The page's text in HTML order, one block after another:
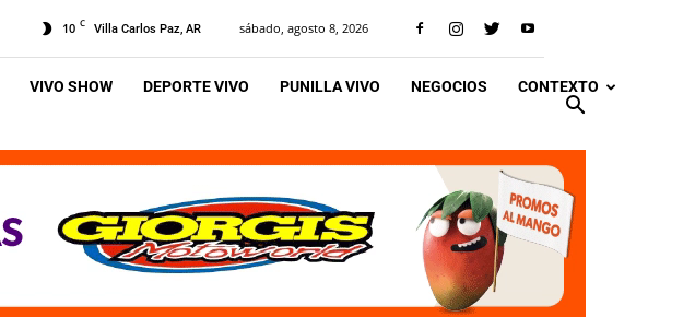
10 C Villa Carlos Paz, AR sábado, agosto 8, 2026
VIVO SHOW DEPORTE VIVO PUNILLA VIVO NEGOCIOS CONTEXTO